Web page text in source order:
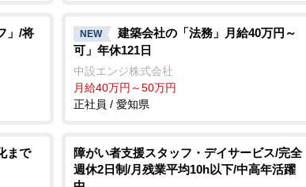
」/将
NEW
建築会社の「法務」月給40万円～
可」年休121日
中設エンジ株式会社
月給40万円～50万円
正社員 / 愛知県
まで
障がい者支援スタッフ・デイサービス/完全
週休2日制/月残業平均10h以下/中高年活躍